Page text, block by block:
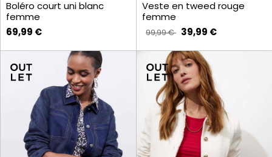
Boléro court uni blanc
femme
69,99 €
Veste en tweed rouge
femme
99,99 € 39,99 €